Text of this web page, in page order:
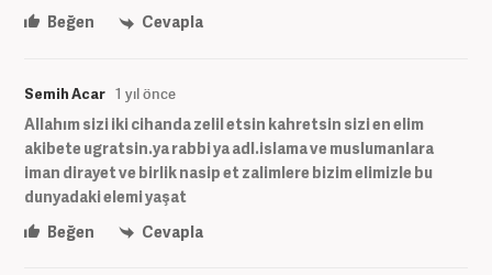
Beğen
Cevapla
Semih Acar 1 yıl önce
Allahım sizi iki cihanda zelil etsin kahretsin sizi en elim
akibete ugratsin.ya rabbi ya adl.islama ve muslumanlara
iman dirayet ve birlik nasip et zalimlere bizim elimizle bu
dunyadaki elemi yaşat
Beğen
Cevapla